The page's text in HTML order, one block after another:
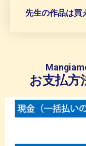
先生の作品は買
お支払方